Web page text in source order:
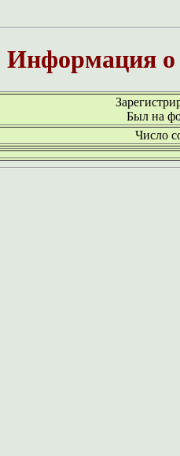
Информация о
Был на
Число